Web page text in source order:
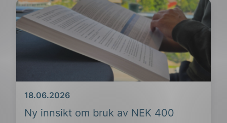
Ny innsikt om bruk av NEK 400
Dato
18.06.2026